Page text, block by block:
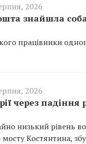
2026
знайшла
працівники
2026
через
низький рівень
Костянтина,